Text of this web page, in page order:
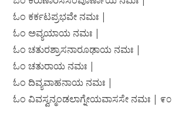
ಓಂ ಕರ್ಕಟಪ್ರಭವೇ ನಮಃ |
ಓಂ ಅವ್ಯಯಾಯ ನಮಃ |
ಓಂ ಚತುರಶ್ರಾಸನಾರೂಢಾಯ ನಮಃ |
ಓಂ ಚತುರಾಯ ನಮಃ |
ಓಂ ದಿವ್ಯವಾಹನಾಯ ನಮಃ |
ಓಂ ವಿವಸ್ವನ್ಮಂಡಲಾಗ್ನೇಯವಾಸಸೇ ನಮಃ | ೯೦